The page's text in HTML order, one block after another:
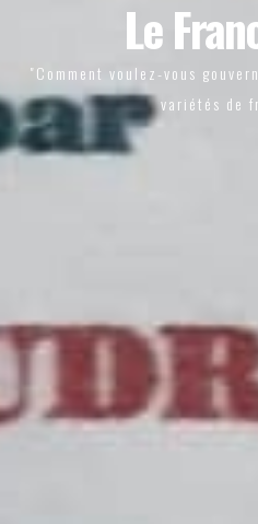
Le
"Comment voulez-vous
variétés de